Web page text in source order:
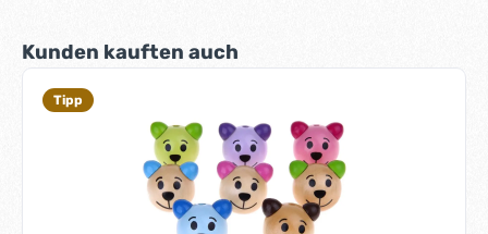
Produktgalerie überspringen
Kunden kauften auch
Tipp